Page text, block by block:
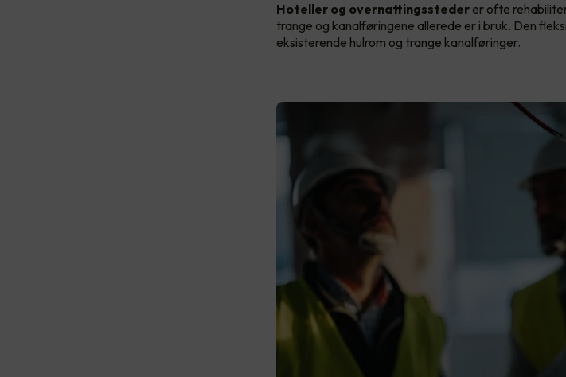
Hoteller og overnattingssteder er ofte
trange og kanalføringene allerede er i bruk. Den
eksisterende hulrom og trange kanalføringer.